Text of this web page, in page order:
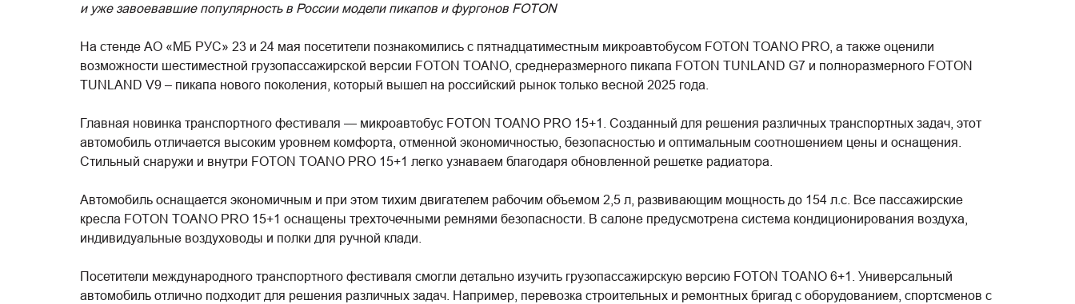
и уже завоевавшие популярность в России модели пикапов и фургонов FOTON
На стенде АО «МБ РУС» 23 и 24 мая посетители познакомились с пятнадцатиместным микроавтобусом FOTON TOANO PRO, а также оценили
возможности шестиместной грузопассажирской версии FOTON TOANO, среднеразмерного пикапа FOTON TUNLAND G7 и полноразмерного FOTON
TUNLAND V9 – пикапа нового поколения, который вышел на российский рынок только весной 2025 года.
Главная новинка транспортного фестиваля — микроавтобус FOTON TOANO PRO 15+1. Созданный для решения различных транспортных задач, этот
автомобиль отличается высоким уровнем комфорта, отменной экономичностью, безопасностью и оптимальным соотношением цены и оснащения.
Стильный снаружи и внутри FOTON TOANO PRO 15+1 легко узнаваем благодаря обновленной решетке радиатора.
Автомобиль оснащается экономичным и при этом тихим двигателем рабочим объемом 2,5 л, развивающим мощность до 154 л.с. Все пассажирские
кресла FOTON TOANO PRO 15+1 оснащены трехточечными ремнями безопасности. В салоне предусмотрена система кондиционирования воздуха,
индивидуальные воздуховоды и полки для ручной клади.
Посетители международного транспортного фестиваля смогли детально изучить грузопассажирскую версию FOTON TOANO 6+1. Универсальный
автомобиль отлично подходит для решения различных задач. Например, перевозка строительных и ремонтных бригад с оборудованием, спортсменов с